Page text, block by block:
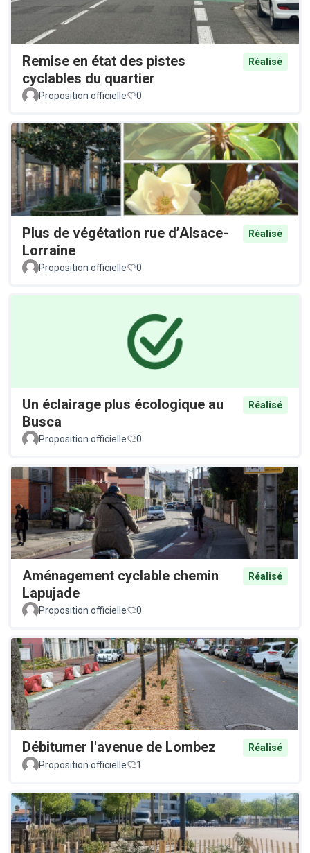
Remise en état des pistes
cyclables du quartier
Réalisé
Proposition officielle 0
Plus de végétation rue d’Alsace-
Lorraine
Réalisé
Proposition officielle 0
Un éclairage plus écologique au
Busca
Réalisé
Proposition officielle 0
Aménagement cyclable chemin
Lapujade
Réalisé
Proposition officielle 0
Débitumer l'avenue de Lombez
Réalisé
Proposition officielle
1